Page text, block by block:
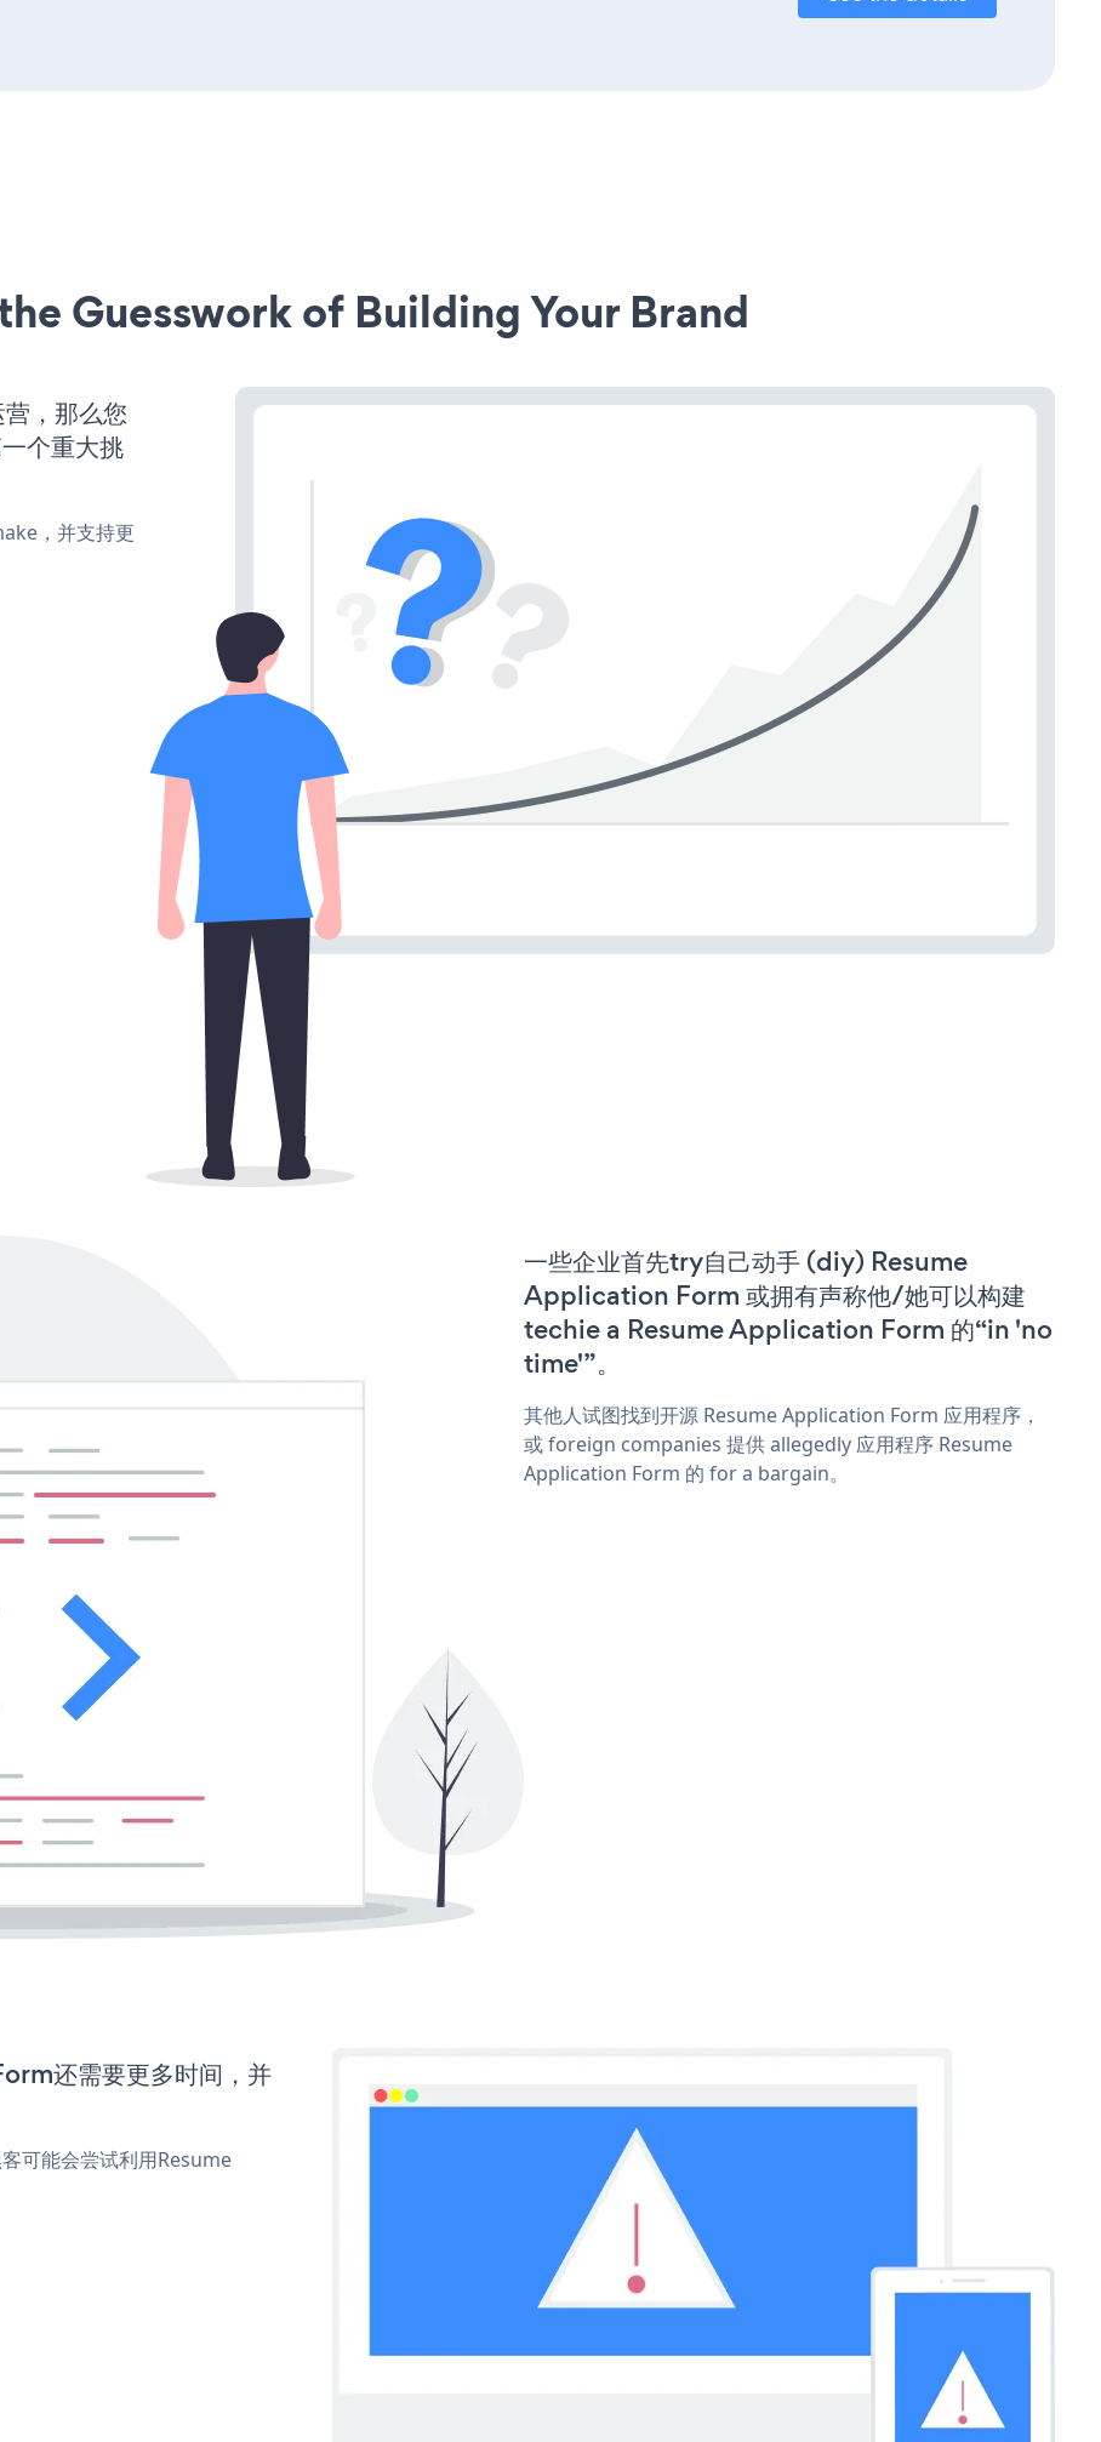
Guesswork of Building Your Brand
，那么您
个重大挑
，并支持更
一些企业首先try自己动手 (diy) Resume
Application Form 或拥有声称他/她可以构建
techie a Resume Application Form 的“in 'no
time'”。
其他人试图找到开源 Resume Application Form 应用程序，
或 foreign companies 提供 allegedly 应用程序 Resume
Application Form 的 for a bargain。
还需要更多时间，并
可能会尝试利用Resume